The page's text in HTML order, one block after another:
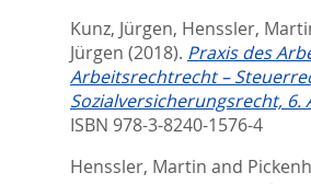
Kunz, Jürgen, Henssler,
Jürgen (2018). Praxis des
Arbeitsrechtrecht –
Sozialversicherungsrecht, 6.
ISBN 978-3-8240-1576-4
Henssler, Martin and